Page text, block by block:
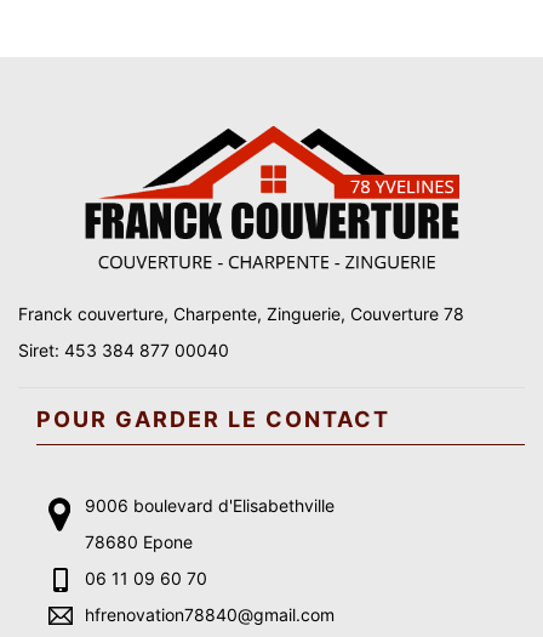
Franck couverture, Charpente, Zinguerie, Couverture 78
Siret: 453 384 877 00040
POUR GARDER LE CONTACT
9006 boulevard d'Elisabethville
78680 Epone
06 11 09 60 70
hfrenovation78840@gmail.com